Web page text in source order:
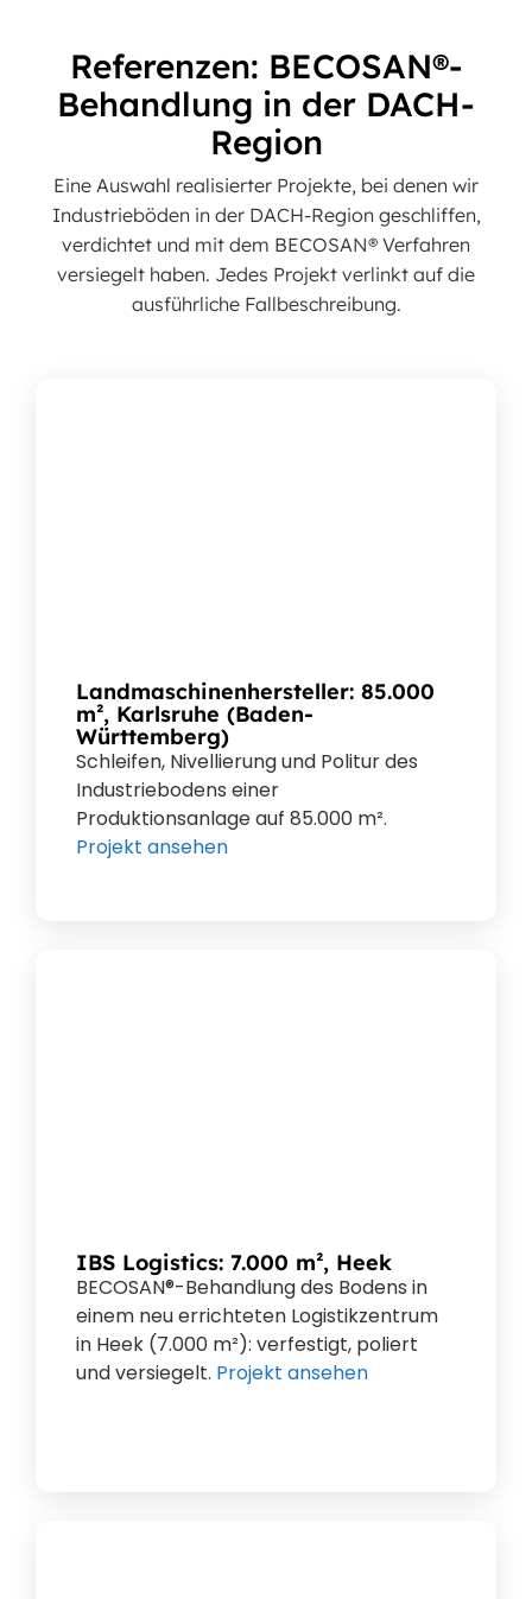
Referenzen: BECOSAN®-
Behandlung in der DACH-
Region
Eine Auswahl realisierter Projekte, bei denen wir
Industrieböden in der DACH-Region geschliffen,
verdichtet und mit dem BECOSAN® Verfahren
versiegelt haben. Jedes Projekt verlinkt auf die
ausführliche Fallbeschreibung.
Landmaschinenhersteller: 85.000
m², Karlsruhe (Baden-
Württemberg)
Schleifen, Nivellierung und Politur des
Industriebodens einer
Produktionsanlage auf 85.000 m².
Projekt ansehen
IBS Logistics: 7.000 m², Heek
BECOSAN®-Behandlung des Bodens in
einem neu errichteten Logistikzentrum
in Heek (7.000 m²): verfestigt, poliert
und versiegelt. Projekt ansehen